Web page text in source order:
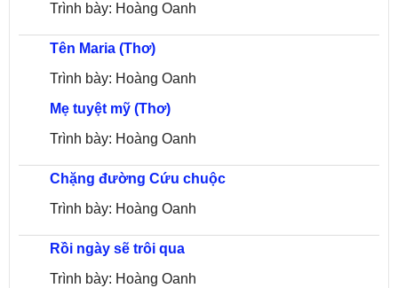
Trình bày: Hoàng Oanh
Tên Maria (Thơ)
Trình bày: Hoàng Oanh
Mẹ tuyệt mỹ (Thơ)
Trình bày: Hoàng Oanh
Chặng đường Cứu chuộc
Trình bày: Hoàng Oanh
Rồi ngày sẽ trôi qua
Trình bày: Hoàng Oanh